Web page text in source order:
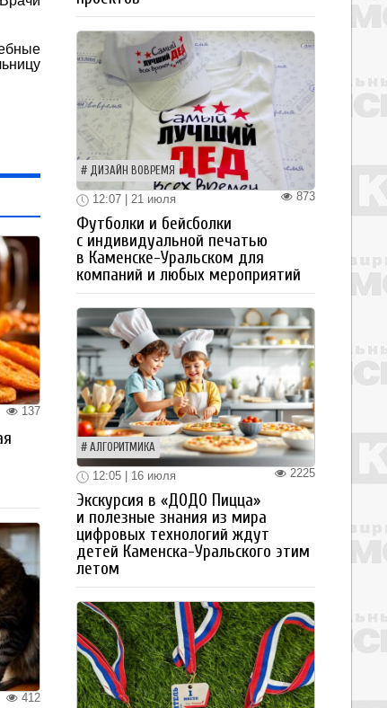
137
412
ДИЗАЙН ВОВРЕМЯ
873
12:07 | 21 июля
Футболки и бейсболки
с индивидуальной печатью
в Каменске-Уральском для
компаний и любых мероприятий
АЛГОРИТМИКА
2225
12:05 | 16 июля
Экскурсия в «ДОДО Пицца»
и полезные знания из мира
цифровых технологий ждут
детей Каменска-Уральского этим
летом